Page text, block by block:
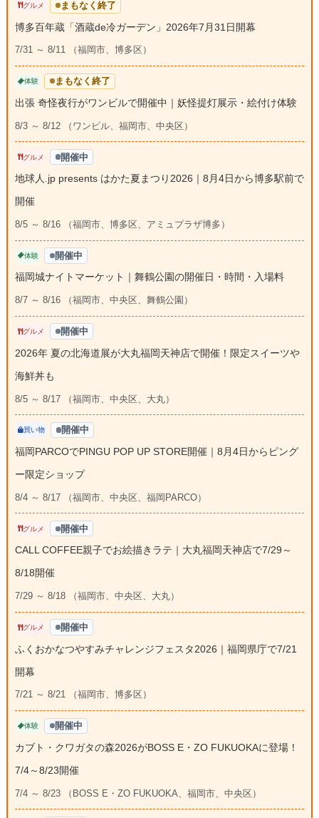
グルメ まもなく終了
博多百年蔵「酒蔵de冷ガーデン」2026年7月31日開幕
7/31 ～ 8/11 （福岡市、博多区）
体験 まもなく終了
出張 奇怪夜行がワンビルで開催中｜妖怪提灯展示・絵付け体験
8/3 ～ 8/12 （ワンビル、福岡市、中央区）
グルメ 開催中
地球人.jp presents はかた夏まつり2026｜8月4日から博多駅前で
開催
8/5 ～ 8/16 （福岡市、博多区、アミュプラザ博多）
体験 開催中
福岡城ナイトマーケット｜舞鶴公園の開催日・時間・入場料
8/7 ～ 8/16 （福岡市、中央区、舞鶴公園）
グルメ 開催中
2026年 夏の北海道展が大丸福岡天神店で開催！限定スイーツや
海鮮丼も
8/5 ～ 8/17 （福岡市、中央区、大丸）
買い物 開催中
福岡PARCOでPINGU POP UP STORE開催｜8月4日からピング
ー限定ショップ
8/4 ～ 8/17 （福岡市、中央区、福岡PARCO）
グルメ 開催中
CALL COFFEE親子でお絵描きラテ｜大丸福岡天神店で7/29～
8/18開催
7/29 ～ 8/18 （福岡市、中央区、大丸）
グルメ 開催中
ふくおかなつやすみチャレンジフェスタ2026｜福岡県庁で7/21
開幕
7/21 ～ 8/21 （福岡市、博多区）
体験 開催中
カブト・クワガタの森2026がBOSS E・ZO FUKUOKAに登場！
7/4～8/23開催
7/4 ～ 8/23 （BOSS E・ZO FUKUOKA、福岡市、中央区）